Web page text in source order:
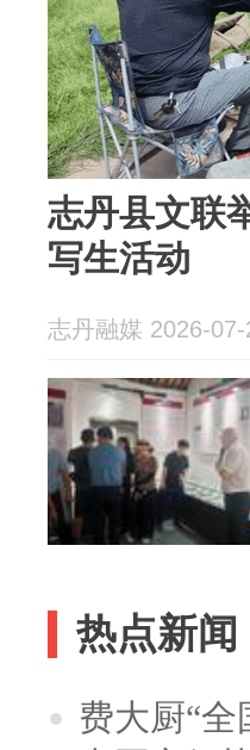
志丹县文联
写生活动
志丹融媒 2026-07-
热点新闻
费大厨“